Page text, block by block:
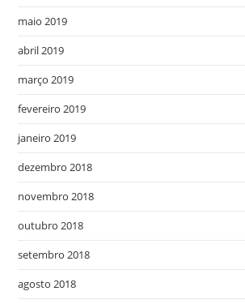
maio 2019
abril 2019
março 2019
fevereiro 2019
janeiro 2019
dezembro 2018
novembro 2018
outubro 2018
setembro 2018
agosto 2018